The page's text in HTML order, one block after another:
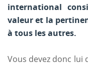
international
valeur et la
à tous les autres.
Vous devez donc lui